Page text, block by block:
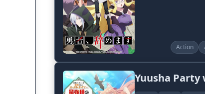
Action
Yuusha Party